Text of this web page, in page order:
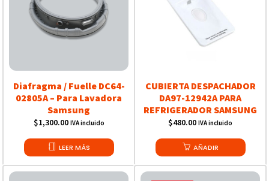
Diafragma / Fuelle DC64-
02805A – Para Lavadora
Samsung
$1,300.00 IVA incluido
LEER MÁS
CUBIERTA DESPACHADOR
DA97-12942A PARA
REFRIGERADOR SAMSUNG
$480.00 IVA incluido
AÑADIR